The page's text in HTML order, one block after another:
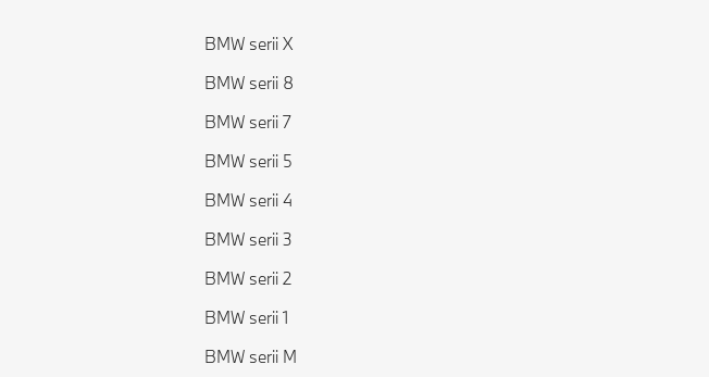
BMW serii X
BMW serii 8
BMW serii 7
BMW serii 5
BMW serii 4
BMW serii 3
BMW serii 2
BMW serii 1
BMW serii M